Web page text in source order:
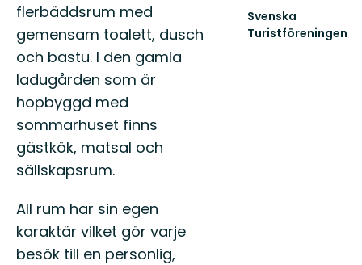
flerbäddsrum med
gemensam toalett, dusch
och bastu. I den gamla
ladugården som är
hopbyggd med
sommarhuset finns
gästkök, matsal och
sällskapsrum.
All rum har sin egen
karaktär vilket gör varje
besök till en personlig,
Svenska
Turistföreningen